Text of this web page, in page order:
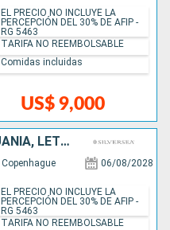
US$ 9,000
EL PRECIO NO INCLUYE LA
PERCEPCIÓN DEL 30% DE AFIP -
RG 5463
TARIFA NO REEMBOLSABLE
Comidas incluidas
DINAMARCA, POLONIA, LITUANIA, LETONIA, ESTONIA, FINLANDIA, SUECIA
Copenhague 06/08/2028
EL PRECIO NO INCLUYE LA
PERCEPCIÓN DEL 30% DE AFIP -
RG 5463
TARIFA NO REEMBOLSABLE